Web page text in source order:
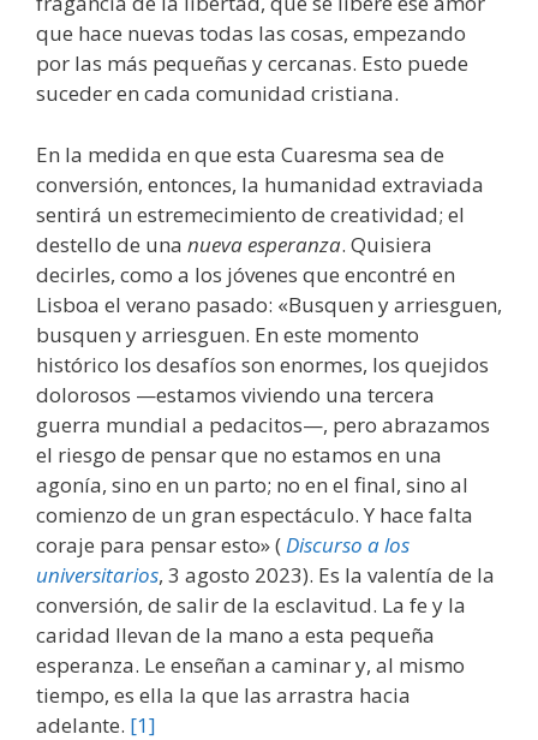
que hace nuevas todas las cosas, empezando
por las más pequeñas y cercanas. Esto puede
suceder en cada comunidad cristiana.
En la medida en que esta Cuaresma sea de
conversión, entonces, la humanidad extraviada
sentirá un estremecimiento de creatividad; el
destello de una nueva esperanza. Quisiera
decirles, como a los jóvenes que encontré en
Lisboa el verano pasado: «Busquen y arriesguen,
busquen y arriesguen. En este momento
histórico los desafíos son enormes, los quejidos
dolorosos —estamos viviendo una tercera
guerra mundial a pedacitos—, pero abrazamos
el riesgo de pensar que no estamos en una
agonía, sino en un parto; no en el final, sino al
comienzo de un gran espectáculo. Y hace falta
coraje para pensar esto» (Discurso a los
universitarios, 3 agosto 2023). Es la valentía de la
conversión, de salir de la esclavitud. La fe y la
caridad llevan de la mano a esta pequeña
esperanza. Le enseñan a caminar y, al mismo
tiempo, es ella la que las arrastra hacia
adelante. [1]